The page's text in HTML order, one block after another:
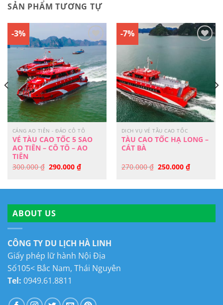
SẢN PHẨM TƯƠNG TỰ
-3%
Yêu
CẢNG AO TIÊN - ĐẢO CÔ TÔ
VÉ TÀU CAO TỐC 5 SAO
AO TIÊN – CÔ TÔ – AO
TIÊN
300.000₫ Giá
gốc
290.000 ₫Giá
hiện
290.000 ₫.
-7%
DICH VỤ VÉ TẦU CAO TỐC
TÀU CAO TỐC HẠ LONG –
CÁT BÀ
270.000₫ Giá
gốc
250.000 ₫Giá
hiện
250.000
ABOUT US
CÔNG TY DU LỊCH HÀ LINH
Giấy phép lữ hành Nội Địa
Số105< Bắc Nam, Thái Nguyên
Tel: 0949.61.8811